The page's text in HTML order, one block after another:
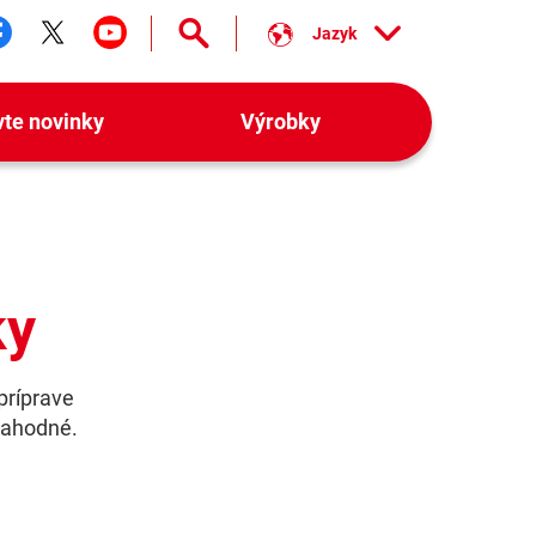
nás facebook
Sledujte nás twitter
Sledujte nás youtube
Jazyk
novinky Výrobky